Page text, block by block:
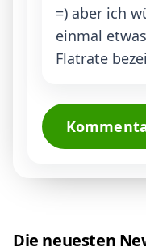
=) aber ich
einmal
Flatrate
Die neuesten